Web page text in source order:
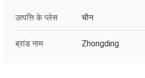
उत्पत्ति के प्लेस चीन
ब्रांड नाम Zhongding